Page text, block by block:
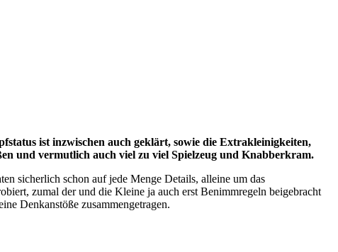
ist inzwischen auch geklärt, sowie die Extrakleinigkeiten,
und vermutlich auch viel zu viel Spielzeug und Knabberkram.
sicherlich schon auf jede Menge Details, alleine um das
zumal der und die Kleine ja auch erst Benimmregeln beigebracht
Denkanstöße zusammengetragen.